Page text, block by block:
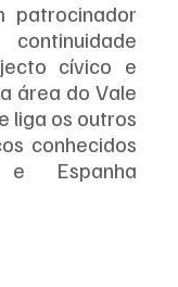
patrocinador
cívico e
área do Vale
liga os outros
conhecidos
Espanha